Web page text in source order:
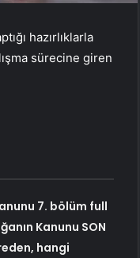
hazırlıklarla
sürecine giren
7. bölüm full
Kanunu SON
hangi